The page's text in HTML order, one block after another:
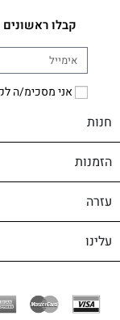
קבלו
אני מסכימ/ה
חנות
הזמנות
עזרה
עלינו